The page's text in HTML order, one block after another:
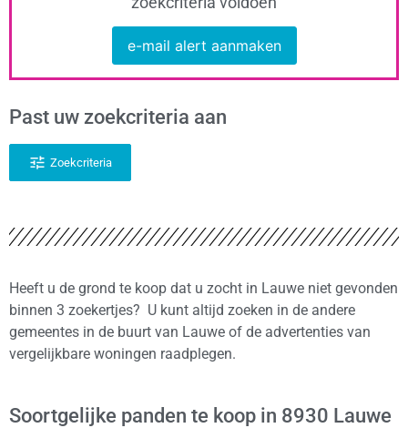
e-mail alert aanmaken
Past uw zoekcriteria aan
Zoekcriteria
Heeft u de grond te koop dat u zocht in Lauwe niet gevonden
binnen 3 zoekertjes? U kunt altijd zoeken in de andere
gemeentes in de buurt van Lauwe of de advertenties van
vergelijkbare woningen raadplegen.
Soortgelijke panden te koop in 8930 Lauwe